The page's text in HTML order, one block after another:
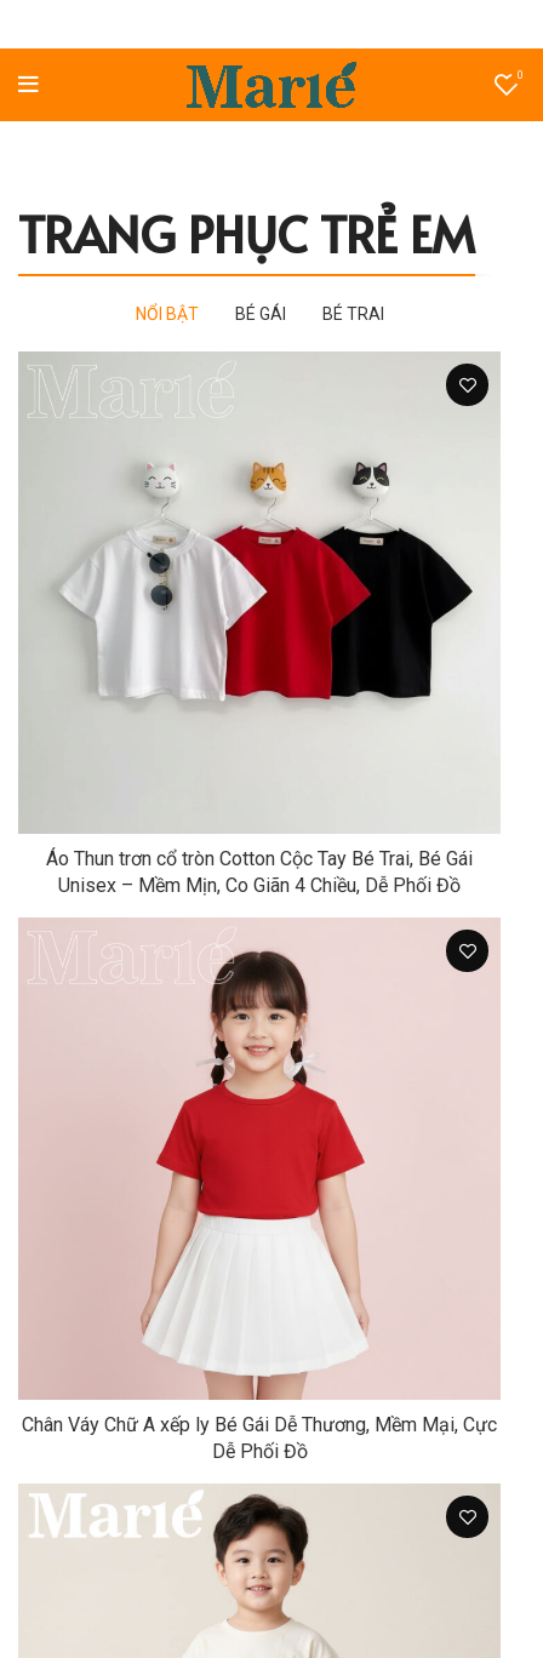
0
TRANG PHỤC TRẺ EM
NỔI BẬT BÉ GÁI BÉ TRAI
Áo Thun trơn cổ tròn Cotton Cộc Tay Bé Trai, Bé Gái
Unisex – Mềm Mịn, Co Giãn 4 Chiều, Dễ Phối Đồ
Chân Váy Chữ A xếp ly Bé Gái Dễ Thương, Mềm Mại, Cực
Dễ Phối Đồ